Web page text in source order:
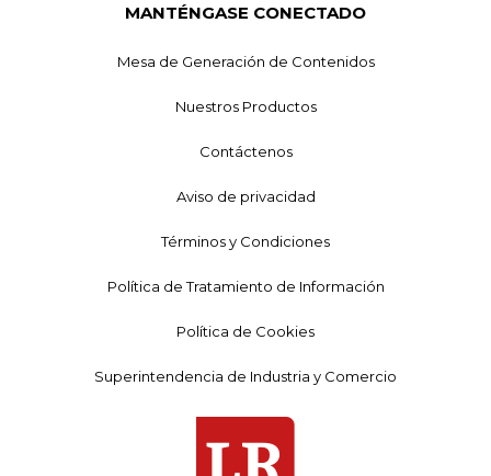
MANTÉNGASE CONECTADO
Mesa de Generación de Contenidos
Nuestros Productos
Contáctenos
Aviso de privacidad
Términos y Condiciones
Política de Tratamiento de Información
Política de Cookies
Superintendencia de Industria y Comercio